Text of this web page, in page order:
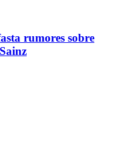
rumores sobre